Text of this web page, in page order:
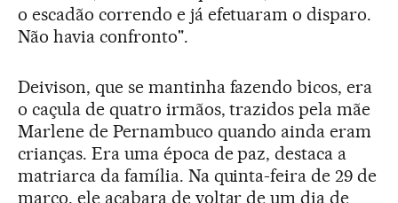
o escadão correndo e já efetuaram o disparo.
Não havia confronto".
Deivison, que se mantinha fazendo bicos, era
o caçula de quatro irmãos, trazidos pela mãe
Marlene de Pernambuco quando ainda eram
crianças. Era uma época de paz, destaca a
matriarca da família. Na quinta-feira de 29 de
março, ele acabara de voltar de um dia de